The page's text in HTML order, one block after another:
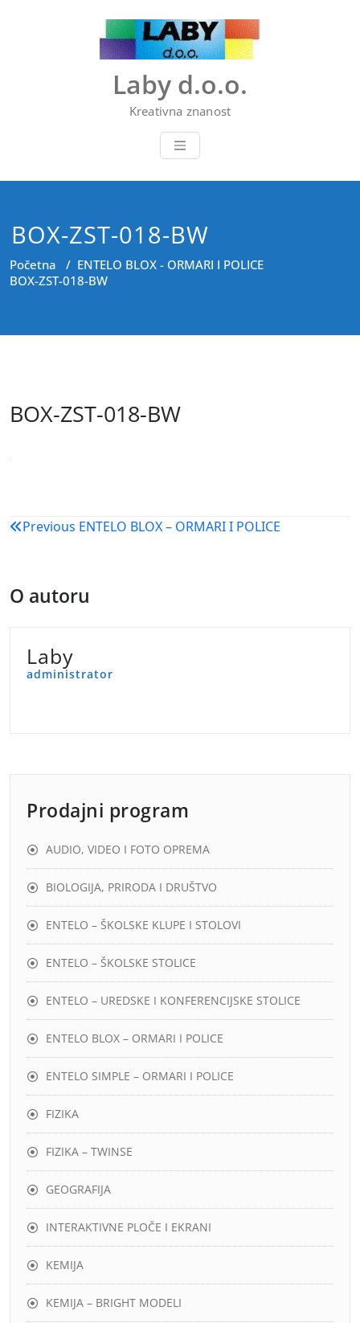
Laby d.o.o.
Kreativna znanost
BOX-ZST-018-BW
Početna / ENTELO BLOX - ORMARI I POLICE
BOX-ZST-018-BW
BOX-ZST-018-BW
Navigacija
Previous ENTELO BLOX – ORMARI I POLICE
O autoru
Laby
administrator
Prodajni program
AUDIO, VIDEO I FOTO OPREMA
BIOLOGIJA, PRIRODA I DRUŠTVO
ENTELO – ŠKOLSKE KLUPE I STOLOVI
ENTELO – ŠKOLSKE STOLICE
ENTELO – UREDSKE I KONFERENCIJSKE STOLICE
ENTELO BLOX – ORMARI I POLICE
ENTELO SIMPLE – ORMARI I POLICE
FIZIKA
FIZIKA – TWINSE
GEOGRAFIJA
INTERAKTIVNE PLOČE I EKRANI
KEMIJA
KEMIJA – BRIGHT MODELI